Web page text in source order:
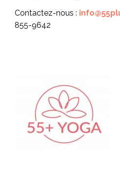
Contactez-nous :
855-9642